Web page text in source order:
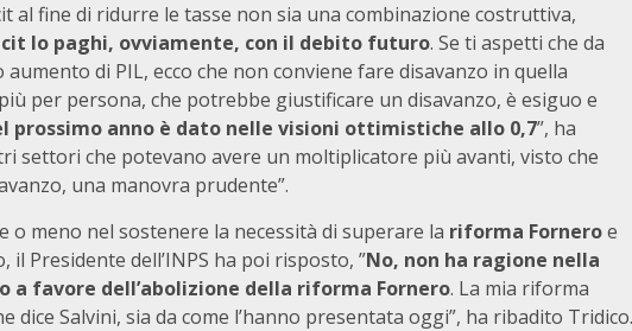
al fine di ridurre le tasse non sia una combinazione costruttiva,
lo paghi, ovviamente, con il debito futuro. Se ti aspetti che da
di PIL, ecco che non conviene fare disavanzo in quella
per persona, che potrebbe giustificare un disavanzo, è esiguo e
prossimo anno è dato nelle visioni ottimistiche allo 0,7”, ha
settori che potevano avere un moltiplicatore più avanti, visto che
una manovra prudente”.
o meno nel sostenere la necessità di superare la riforma Forneroe
Presidente dell’INPS ha poi risposto, ”No, non ha ragione nella
a favore dell’abolizione della riforma Fornero. La mia riforma
dice Salvini, sia da come l’hanno presentata oggi”, ha ribadito Tridico.